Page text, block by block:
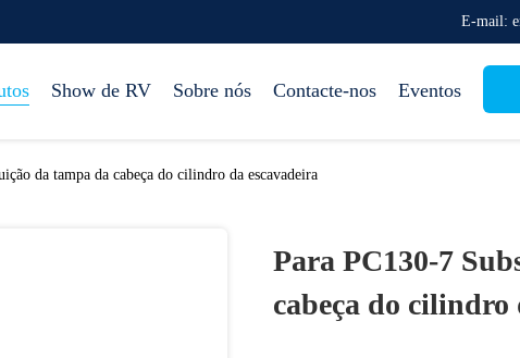
E-mail:
Show de RV Sobre nós Contacte-nos Eventos
da tampa da cabeça do cilindro da escavadeira
Para PC130-7
cabeça do cilindro